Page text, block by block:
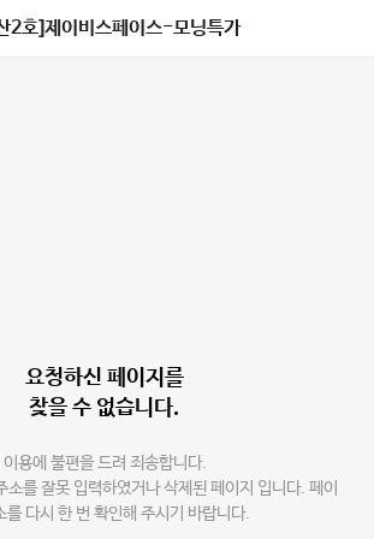
2호]제이비스페이스-모닝특가
요청하신 페이지를
찾을 수 없습니다.
이용에 불편을 드려 죄송합니다.
소를 잘못 입력하였거나 삭제된 페이지 입니다. 페이
를 다시 한 번 확인해 주시기 바랍니다.